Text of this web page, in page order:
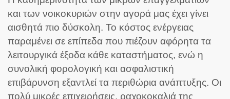
και των νοικοκυριών στην αγορά μας έχει γίνει
αισθητά πιο δύσκολη. Το κόστος ενέργειας
παραμένει σε επίπεδα που πιέζουν αφόρητα τα
λειτουργικά έξοδα κάθε καταστήματος, ενώ η
συνολική φορολογική και ασφαλιστική
επιβάρυνση εξαντλεί τα περιθώρια ανάπτυξης. Οι
πολύ μικρές επιχειρήσεις, ραχοκοκαλιά της